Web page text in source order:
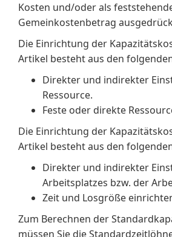
Kosten und/oder als
Gemeinkostenbetrag
Die Einrichtung der
Artikel besteht aus den
Direkter und indirekter
Ressource.
Feste oder direkte
Die Einrichtung der
Artikel besteht aus den
Direkter und indirekter
Arbeitsplatzes bzw. der
Zeit und Losgröße
Zum Berechnen der
müssen Sie die